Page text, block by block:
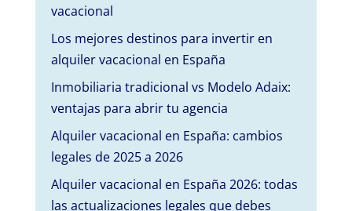
vacacional
Los mejores destinos para invertir en
alquiler vacacional en España
Inmobiliaria tradicional vs Modelo Adaix:
ventajas para abrir tu agencia
Alquiler vacacional en España: cambios
legales de 2025 a 2026
Alquiler vacacional en España 2026: todas
las actualizaciones legales que debes